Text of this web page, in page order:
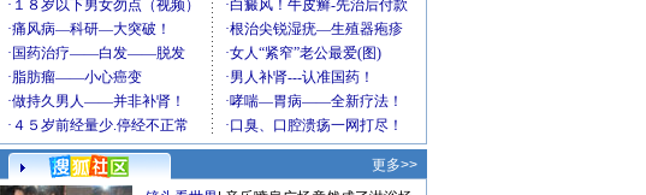
更多>>